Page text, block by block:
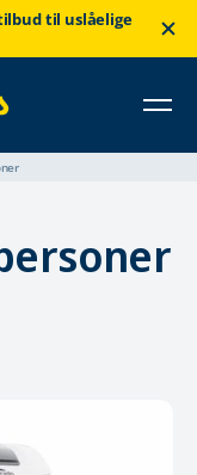
til uslåelige